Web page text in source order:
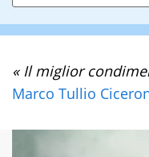
« Il miglior
Marco Tullio